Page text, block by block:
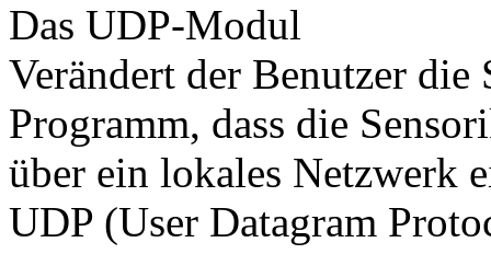
Das UDP-Modul
Verändert der Benutzer die
Programm, dass die
über ein lokales Netzwerk
UDP (User Datagram